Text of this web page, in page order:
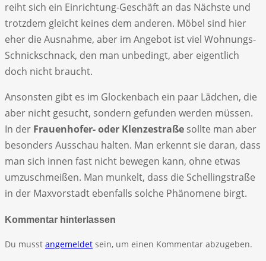
reiht sich ein Einrichtung-Geschäft an das Nächste und
trotzdem gleicht keines dem anderen. Möbel sind hier
eher die Ausnahme, aber im Angebot ist viel Wohnungs-
Schnickschnack, den man unbedingt, aber eigentlich
doch nicht braucht.
Ansonsten gibt es im Glockenbach ein paar Lädchen, die
aber nicht gesucht, sondern gefunden werden müssen.
In der Frauenhofer- oder Klenzestraße sollte man aber
besonders Ausschau halten. Man erkennt sie daran, dass
man sich innen fast nicht bewegen kann, ohne etwas
umzuschmeißen. Man munkelt, dass die Schellingstraße
in der Maxvorstadt ebenfalls solche Phänomene birgt.
Kommentar hinterlassen
Du musst angemeldet sein, um einen Kommentar abzugeben.